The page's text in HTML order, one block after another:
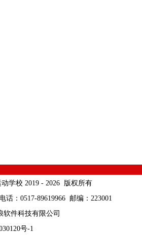
学校 2019 - 2026 版权所有
：0517-89619966 邮编：223001
软件科技有限公司
号-1